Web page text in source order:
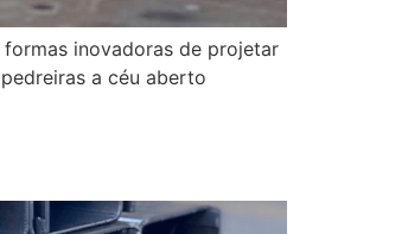
inovadoras de projetar
a céu aberto